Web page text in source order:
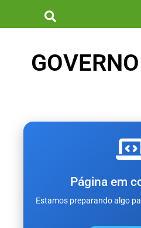
Página em
Estamos preparando algo